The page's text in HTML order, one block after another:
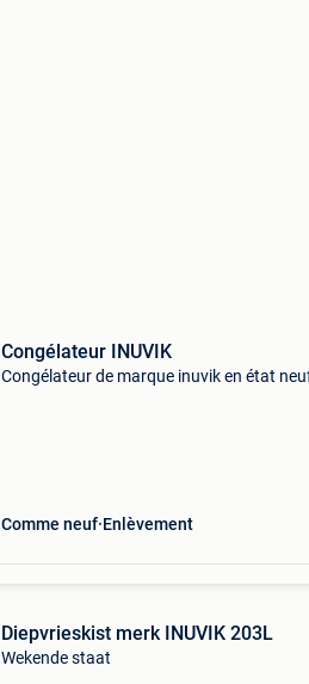
Congélateur INUVIK
Congélateur de marque inuvik en état
Comme neuf Enlèvement
Diepvrieskist merk INUVIK 203L
Wekende staat